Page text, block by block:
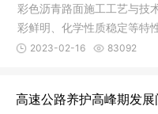
彩色沥青路面施工工艺与技
彩鲜明、化学性质稳定等特
系，并可
2023-02-16 83092
高速公路养护高峰期发